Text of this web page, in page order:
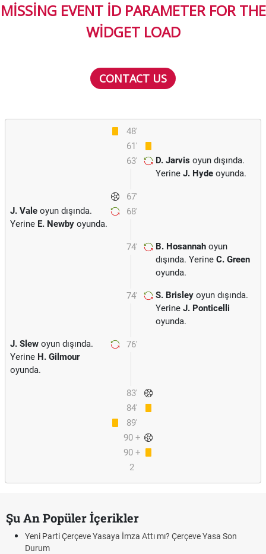
MISSING EVENT ID PARAMETER FOR THE
WIDGET LOAD
CONTACT US
48'
61'
63'
D. Jarvis oyun dışında.
Yerine J. Hyde oyunda.
67'
68'
J. Vale oyun dışında.
Yerine E. Newby oyunda.
74' B. Hosannah oyun
dışında. Yerine C. Green
oyunda.
74' S. Brisley oyun dışında.
Yerine J. Ponticelli
oyunda.
76'
J. Slew oyun dışında.
Yerine H. Gilmour
oyunda.
83'
84'
89'
90 +
1
90 +
2
Şu An Popüler İçerikler
Yeni Parti Çerçeve Yasaya İmza Attı mı? Çerçeve Yasa Son
Durum